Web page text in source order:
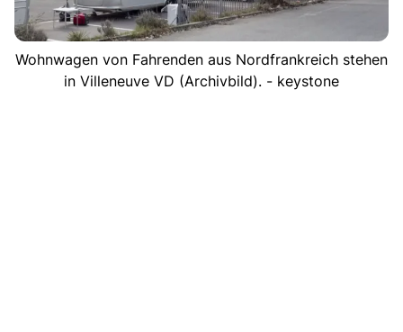
Wohnwagen von Fahrenden aus Nordfrankreich stehen
in Villeneuve VD (Archivbild). - keystone